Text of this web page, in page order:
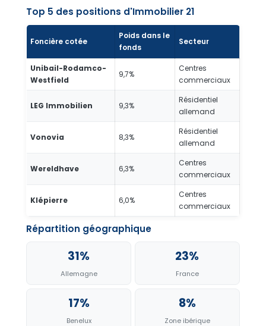
Top 5 des positions d'Immobilier 21
Foncière cotée
Poids dans le
fonds
Secteur
Unibail-Rodamco-
Westfield
9,7%
Centres
commerciaux
LEG Immobilien 9,3%
Résidentiel
allemand
Vonovia 8,3%
Résidentiel
allemand
Wereldhave 6,3%
Centres
commerciaux
Klépierre 6,0%
Centres
commerciaux
Répartition géographique
31%
Allemagne
23%
France
17%
Benelux
8%
Zone ibérique